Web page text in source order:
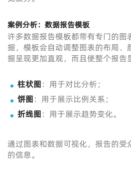
案例分析：数据报告模板
许多数据报告模板都带有专门的图
据，模板会自动调整图表的布局、
据呈现更加直观，而且使整个报告
柱状图：用于对比分析；
饼图：用于展示比例关系；
折线图：用于展示趋势变化。
通过图表和数据可视化，报告的受
的信息。